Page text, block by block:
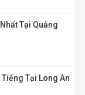
Tại Quảng
Tiếng Tại Long An